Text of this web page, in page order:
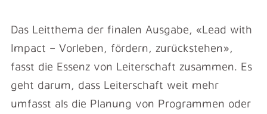
Das Leitthema der finalen Ausgabe, «Lead with
Impact – Vorleben, fördern, zurückstehen»,
fasst die Essenz von Leiterschaft zusammen. Es
geht darum, dass Leiterschaft weit mehr
umfasst als die Planung von Programmen oder